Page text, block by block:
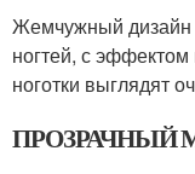
Жемчужный дизайн
ногтей, с
ноготки выглядят